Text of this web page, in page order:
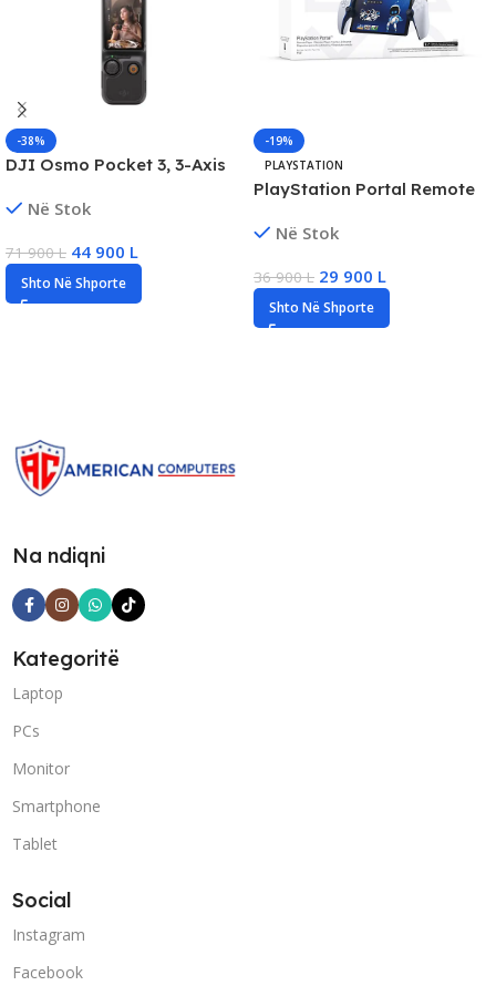
-38%
DJI Osmo Pocket 3, 3-Axis
Në Stok
71 900L 44 900 L
Shto Në Shporte
-19%
PLAYSTATION
PlayStation Portal Remote
Në Stok
36 900L 29 900 L
Shto Në Shporte
Na ndiqni
Kategoritë
Laptop
PCs
Monitor
Smartphone
Tablet
Social
Instagram
Facebook